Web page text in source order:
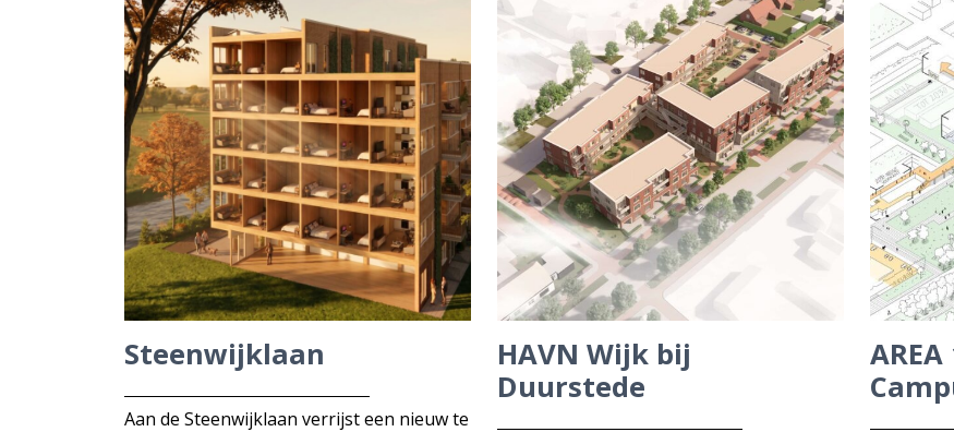
Steenwijklaan
Aan de Steenwijklaan verrijst een nieuw te
HAVN Wijk bij
Duurstede